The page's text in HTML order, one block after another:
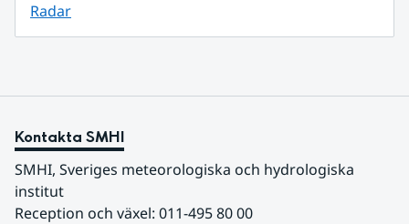
Radar
Kontakta SMHI
SMHI, Sveriges meteorologiska och hydrologiska
institut
Reception och växel: 011-495 80 00